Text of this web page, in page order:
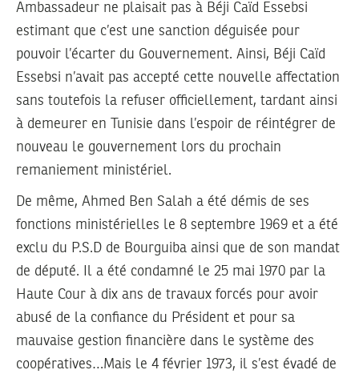
Ambassadeur ne plaisait pas à Béji Caïd Essebsi
estimant que c’est une sanction déguisée pour
pouvoir l’écarter du Gouvernement. Ainsi, Béji Caïd
Essebsi n’avait pas accepté cette nouvelle affectation
sans toutefois la refuser officiellement, tardant ainsi
à demeurer en Tunisie dans l’espoir de réintégrer de
nouveau le gouvernement lors du prochain
remaniement ministériel.
De même, Ahmed Ben Salah a été démis de ses
fonctions ministérielles le 8 septembre 1969 et a été
exclu du P.S.D de Bourguiba ainsi que de son mandat
de député. Il a été condamné le 25 mai 1970 par la
Haute Cour à dix ans de travaux forcés pour avoir
abusé de la confiance du Président et pour sa
mauvaise gestion financière dans le système des
coopératives…Mais le 4 février 1973, il s’est évadé de